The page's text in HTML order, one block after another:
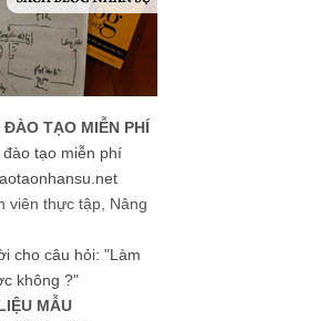
TẠO MIỄN PHÍ
tạo miễn phí
viên thực tập, Nâng
cho câu hỏi: "Làm
không ?"
MẪU